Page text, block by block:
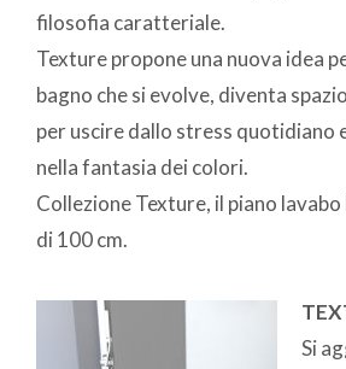
filosofia caratteriale.
Texture propone una nuova idea
bagno che si evolve, diventa
per uscire dallo stress quotidiano
nella fantasia dei colori.
Collezione Texture, il piano lavabo
di 100 cm.
Si